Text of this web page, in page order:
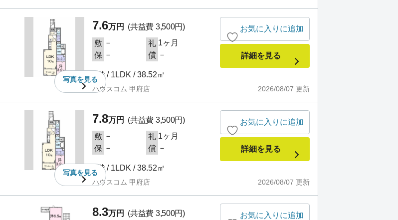
写真を見る
7.6万円
(共益費 3,500円)
敷 － 礼 1ヶ月
保 － 償 －
1階 / 1LDK / 38.52㎡
2026/08/07 更新
ハウスコム 甲府店
お気に入りに追加
詳細を見る
写真を見る
7.8万円
(共益費 3,500円)
敷 － 礼 1ヶ月
保 － 償 －
1階 / 1LDK / 38.52㎡
2026/08/07 更新
ハウスコム 甲府店
お気に入りに追加
詳細を見る
8.3万円
(共益費 3,500円)
お気に入りに追加